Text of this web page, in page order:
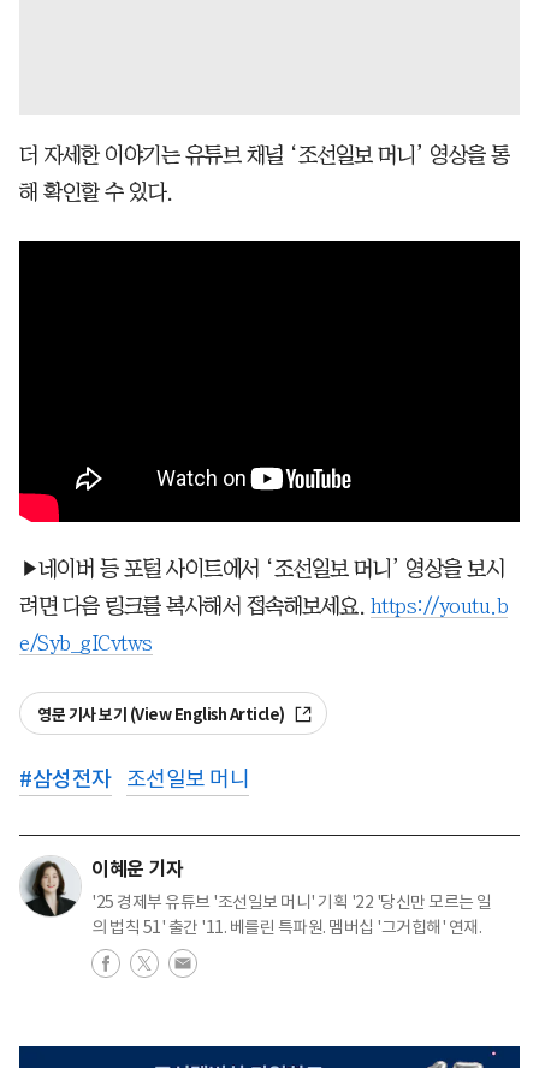
더 자세한 이야기는 유튜브 채널 ‘조선일보 머니’ 영상을 통
해 확인할 수 있다.
▶네이버 등 포털 사이트에서 ‘조선일보 머니’ 영상을 보시
려면 다음 링크를 복사해서 접속해보세요. https://youtu.b
e/Syb_gICvtws
영문 기사 보기 (View English Article)
#삼성전자 조선일보 머니
이혜운 기자
'25 경제부 유튜브 '조선일보 머니' 기획 '22 '당신만 모르는 일
의 법칙 51' 출간 '11. 베를린 특파원. 멤버십 '그거힙해' 연재.